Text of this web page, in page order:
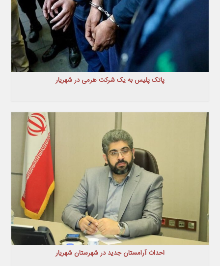
پاتک پلیس به یک شرکت هرمی در شهریار
احداث آرامستان جدید در شهرستان شهریار